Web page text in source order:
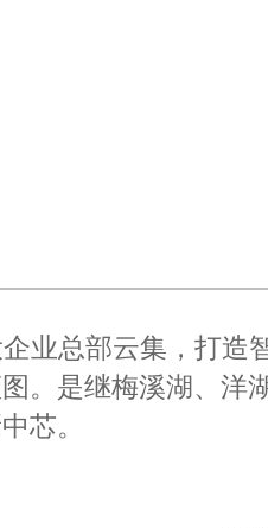
业总部云集，打造
。是继梅溪湖、洋
芯。